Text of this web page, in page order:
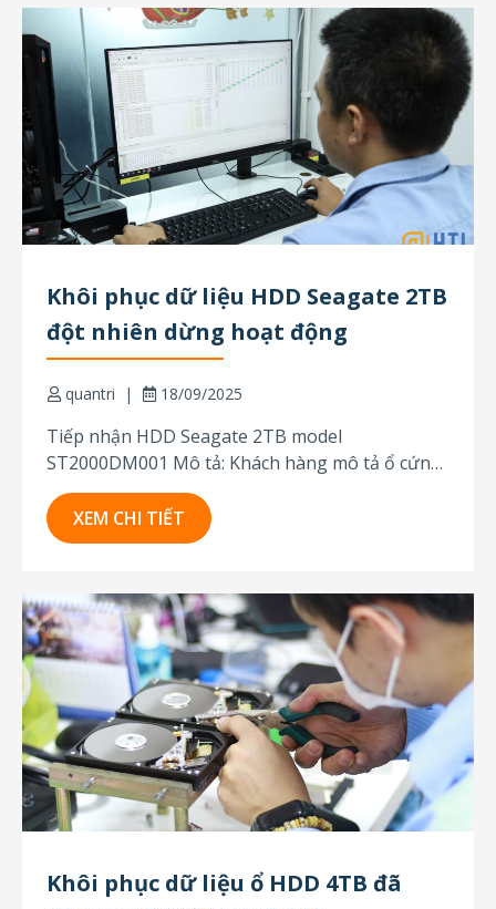
Khôi phục dữ liệu HDD Seagate 2TB
đột nhiên dừng hoạt động
quantri 18/09/2025
Tiếp nhận HDD Seagate 2TB model
ST2000DM001 Mô tả: Khách hàng mô tả ổ cứng
đột nhiên ngừng hoạt động. Ổ đĩa vẫn quay và
phát ra âm thanh bình thường, tuy nhiên BIOS
không nhận dạng được. Chẩn đoán ban đầu
hành...
XEM CHI TIẾT
Khôi phục dữ liệu ổ HDD 4TB đã